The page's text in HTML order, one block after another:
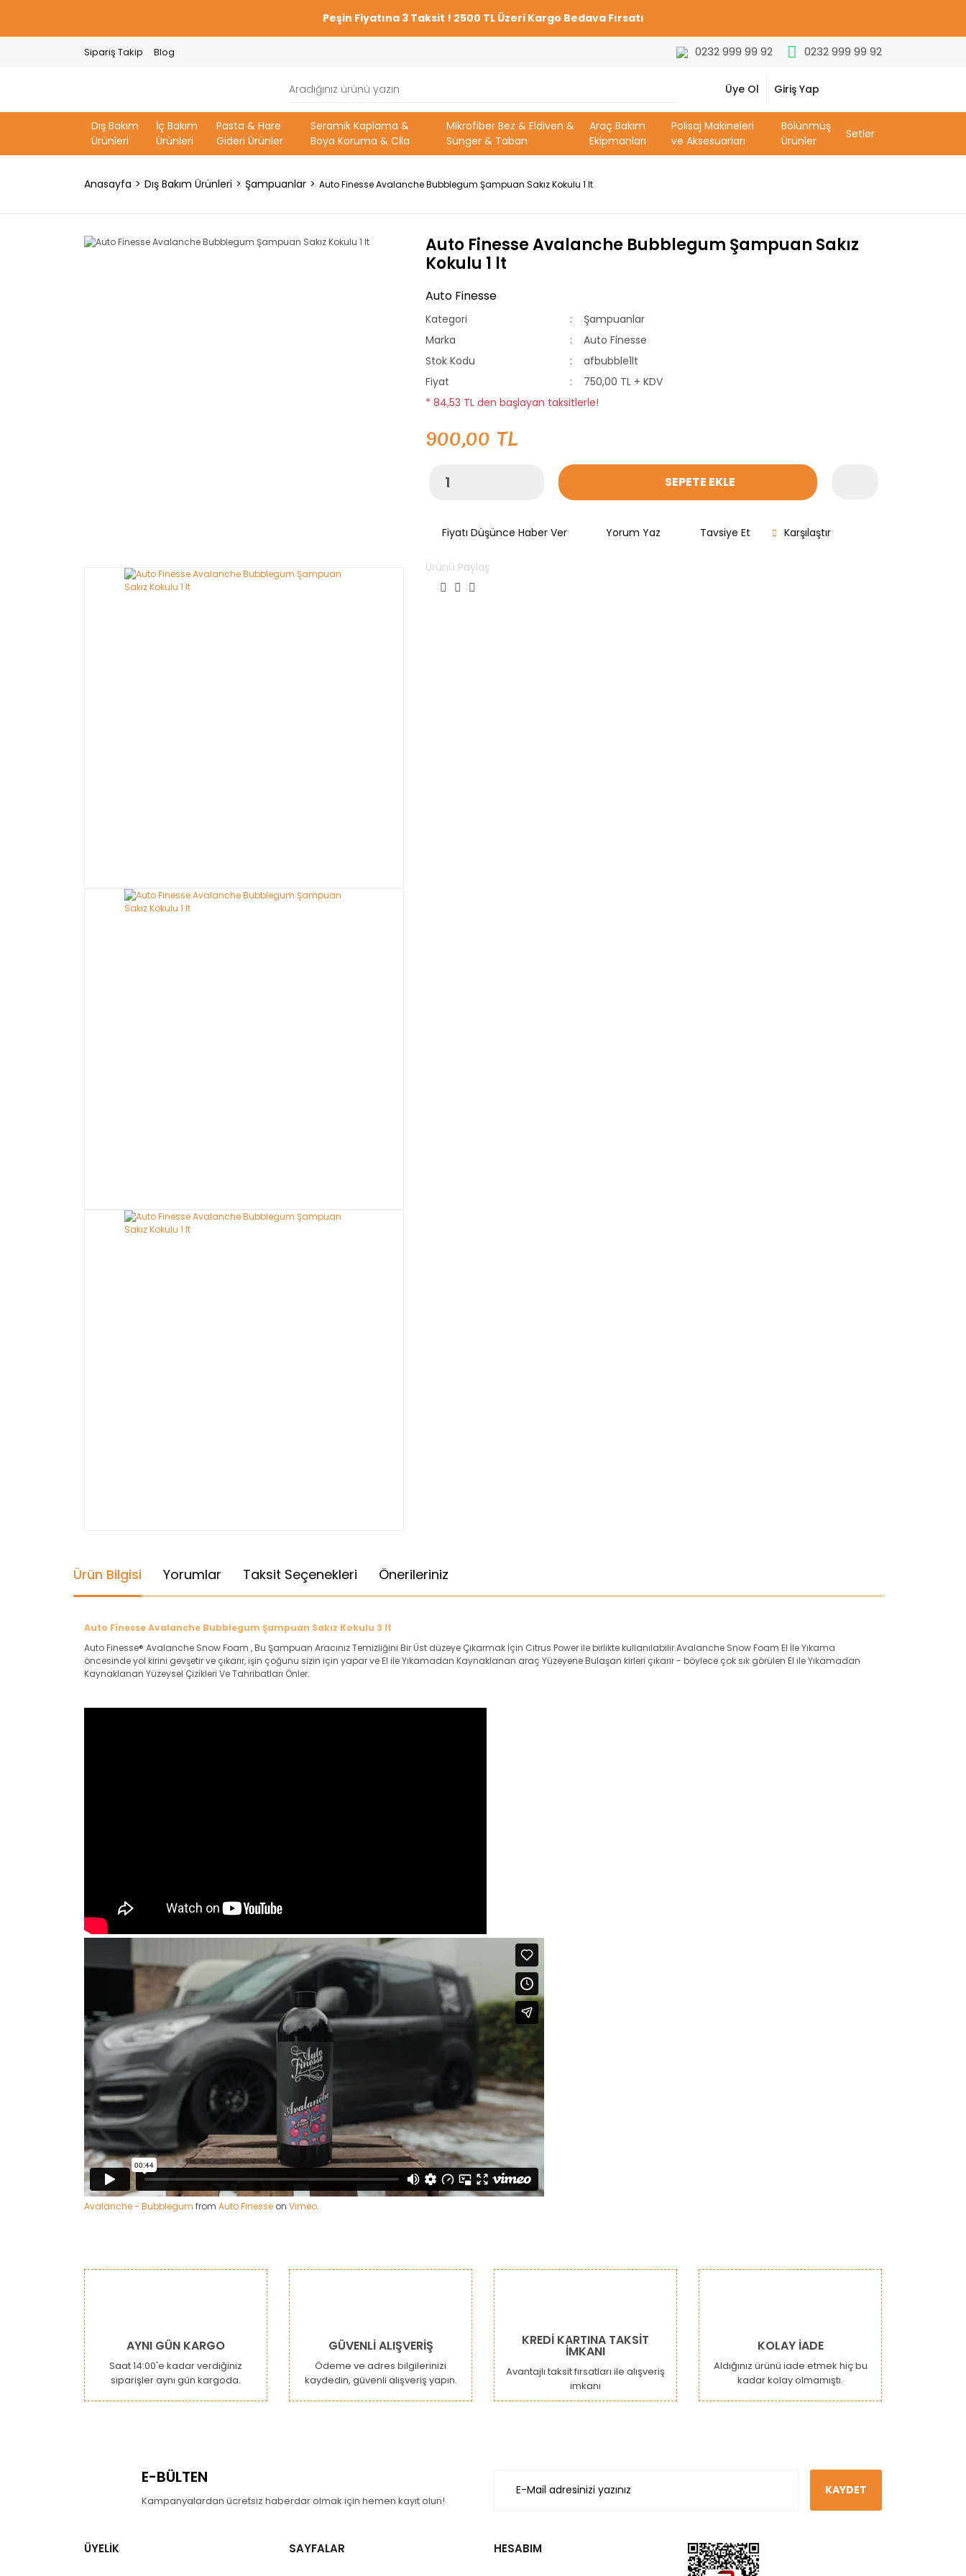
Peşin Fiyatına 3 Taksit ! 2500 TL Üzeri Kargo Bedava Fırsatı
Sipariş Takip Blog 0232 999 99 92 0232 999 99 92
Üye Ol Giriş Yap
Dış Bakım
Ürünleri
İç Bakım
Ürünleri
Pasta & Hare
Gideri Ürünler
Seramik Kaplama &
Boya Koruma & Cİla
Mikrofiber Bez & Eldiven &
Sünger & Taban
Araç Bakım
Ekipmanları
Polisaj Makineleri
ve Aksesuarları
Bölünmüş
Ürünler
Setler
Anasayfa Dış Bakım Ürünleri Şampuanlar Auto Finesse Avalanche Bubblegum Şampuan Sakız Kokulu 1 lt
Auto Finesse Avalanche Bubblegum Şampuan Sakız
Kokulu 1 lt
Auto Finesse
Kategori
Şampuanlar
Marka
Auto Finesse
Stok Kodu
afbubble1lt
Fiyat
750,00 TL + KDV
* 84,53 TL den başlayan taksitlerle!
900,00 TL
SEPETE EKLE
Fiyatı Düşünce Haber Ver Yorum Yaz Tavsiye Et Karşılaştır
Ürünü Paylaş
Ürün Bilgisi Yorumlar Taksit Seçenekleri Önerileriniz
Auto Finesse Avalanche Bubblegum Şampuan Sakız Kokulu 3 lt
Auto Finesse® Avalanche Snow Foam , Bu Şampuan Aracınız Temizliğini Bir Üst düzeye Çıkarmak İçin Citrus Power ile birlikte kullanılabilir.Avalanche Snow Foam El İle Yıkama
öncesinde yol kirini gevşetir ve çıkarır, işin çoğunu sizin için yapar ve El ile Yıkamadan Kaynaklanan araç Yüzeyene Bulaşan kirleri çıkarır - böylece çok sık görülen El ile Yıkamadan
Kaynaklanan Yüzeysel Çizikleri Ve Tahribatları Önler.
Avalanche - Bubblegum from Auto Finesse on Vimeo.
Bu ürüne ilk yorumu siz yapın!
Yorum Yaz
Ürün resmi kalitesiz, bozuk veya görüntülenemiyor.
Ürün açıklamasında eksik bilgiler bulunuyor.
Ürün bilgilerinde hatalar bulunuyor.
Ürün fiyatı diğer sitelerden daha pahalı.
Bu ürüne benzer farklı alternatifler olmalı.
AYNI GÜN KARGO
Saat 14:00'e kadar verdiğiniz
siparişler aynı gün kargoda.
GÜVENLİ ALIŞVERİŞ
Ödeme ve adres bilgilerinizi
kaydedin, güvenli alışveriş yapın.
KREDİ KARTINA TAKSİT
İMKANI
Avantajlı taksit fırsatları ile alışveriş
imkanı
KOLAY İADE
Aldığınız ürünü iade etmek hiç bu
kadar kolay olmamıştı.
E-BÜLTEN
Kampanyalardan ücretsiz haberdar olmak için hemen kayıt olun!
KAYDET
ÜYELİK SAYFALAR HESABIM